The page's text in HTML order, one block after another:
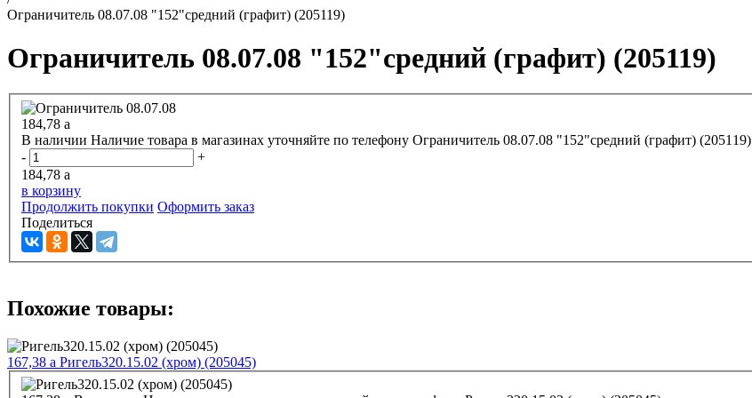
Ограничитель 08.07.08 "152"средний (графит) (205119)
Ограничитель 08.07.08 "152"средний (графит) (205119)
184,78 a
В наличии Наличие товара в магазинах уточняйте по телефону
Ограничитель 08.07.08 "152"средний (графит) (205119)
-
+
184,78 a
в корзину
Продолжить покупки Оформить заказ
Поделиться
Похожие товары:
167,38 a Ригель320.15.02 (хром) (205045)